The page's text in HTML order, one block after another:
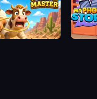
Cowboy Lasso Master